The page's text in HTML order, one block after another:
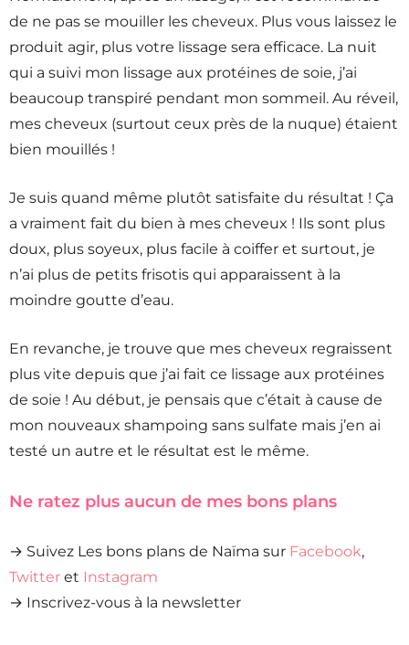
de ne pas se mouiller les cheveux. Plus vous laissez le
produit agir, plus votre lissage sera efficace. La nuit
qui a suivi mon lissage aux protéines de soie, j’ai
beaucoup transpiré pendant mon sommeil. Au réveil,
mes cheveux (surtout ceux près de la nuque) étaient
bien mouillés !
Je suis quand même plutôt satisfaite du résultat ! Ça
a vraiment fait du bien à mes cheveux ! Ils sont plus
doux, plus soyeux, plus facile à coiffer et surtout, je
n’ai plus de petits frisotis qui apparaissent à la
moindre goutte d’eau.
En revanche, je trouve que mes cheveux regraissent
plus vite depuis que j’ai fait ce lissage aux protéines
de soie ! Au début, je pensais que c’était à cause de
mon nouveaux shampoing sans sulfate mais j’en ai
testé un autre et le résultat est le même.
Ne ratez plus aucun de mes bons plans
→ Suivez Les bons plans de Naïma sur Facebook,
Twitter et Instagram
→ Inscrivez-vous à la newsletter